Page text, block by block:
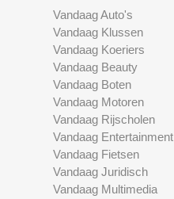
Vandaag Auto's
Vandaag Klussen
Vandaag Koeriers
Vandaag Beauty
Vandaag Boten
Vandaag Motoren
Vandaag Rijscholen
Vandaag Entertainment
Vandaag Fietsen
Vandaag Juridisch
Vandaag Multimedia